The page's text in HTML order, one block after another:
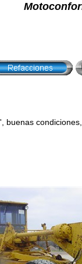
buenas condiciones,